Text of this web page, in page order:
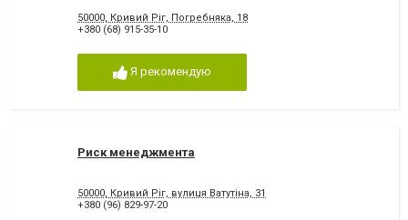
50000, Кривий Ріг, Погребняка, 18
+380 (68) 915-35-10
Я рекомендую
Риск менеджмента
50000, Кривий Ріг, вулиця Ватутіна, 31
+380 (96) 829-97-20